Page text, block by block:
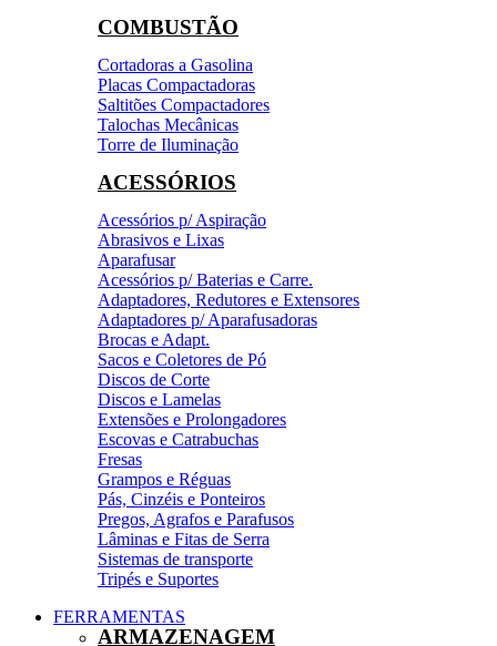
COMBUSTÃO
Cortadoras a Gasolina
Placas Compactadoras
Saltitões Compactadores
Talochas Mecânicas
Torre de Iluminação
ACESSÓRIOS
Acessórios p/ Aspiração
Abrasivos e Lixas
Aparafusar
Acessórios p/ Baterias e Carre.
Adaptadores, Redutores e Extensores
Adaptadores p/ Aparafusadoras
Brocas e Adapt.
Sacos e Coletores de Pó
Discos de Corte
Discos e Lamelas
Extensões e Prolongadores
Escovas e Catrabuchas
Fresas
Grampos e Réguas
Pás, Cinzéis e Ponteiros
Pregos, Agrafos e Parafusos
Lâminas e Fitas de Serra
Sistemas de transporte
Tripés e Suportes
FERRAMENTAS
ARMAZENAGEM